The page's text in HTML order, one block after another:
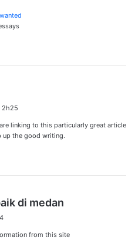
:
2h25
linking to this particularly great article
up the good writing.
di medan
from this site